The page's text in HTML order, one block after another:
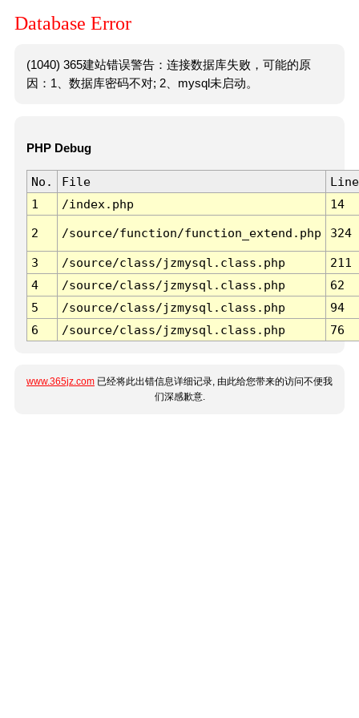
Database Error
(1040) 365建站错误警告：连接数据库失败，可能的原
因：1、数据库密码不对; 2、mysql未启动。
PHP Debug
No. File
Line
1
/index.php 14
2 /source/function/function_extend.php 324
3 /source/class/jzmysql.class.php
211
4
/source/class/jzmysql.class.php
62
5
/source/class/jzmysql.class.php
94
6
/source/class/jzmysql.class.php 76
www.365jz.com 已经将此出错信息详细记录, 由此给您带来的访问不便我
们深感歉意.